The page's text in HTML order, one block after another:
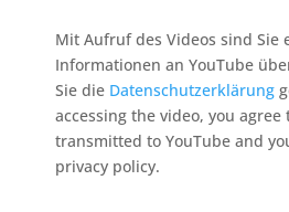
Mit Aufruf des Videos sind Sie
Informationen an YouTube
Sie die Datenschutzerklärung
accessing the video, you
transmitted to YouTube and
privacy policy.